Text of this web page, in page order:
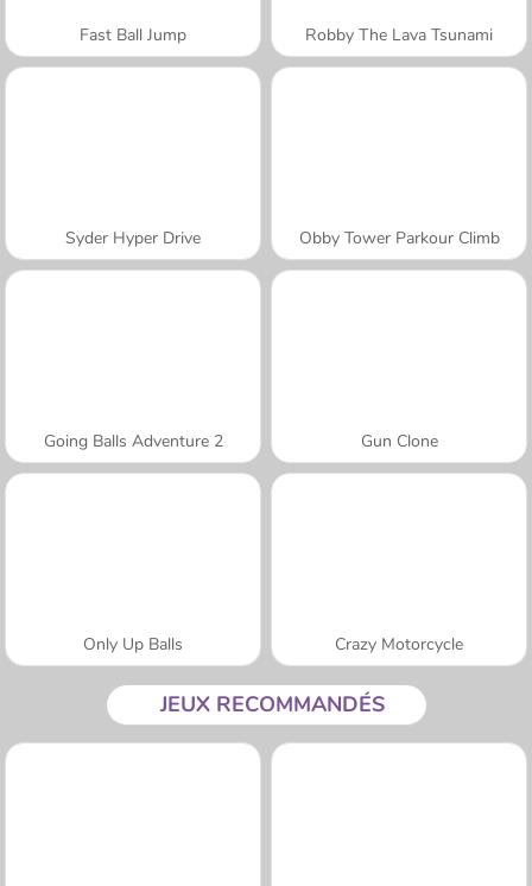
Fast Ball Jump Robby The Lava Tsunami
Syder Hyper Drive Obby Tower Parkour Climb
Going Balls Adventure 2 Gun Clone
Only Up Balls Crazy Motorcycle
JEUX RECOMMANDÉS